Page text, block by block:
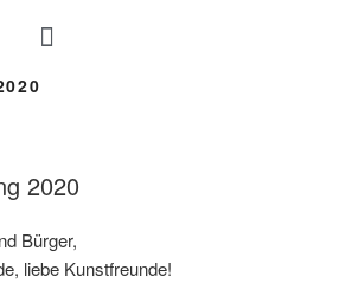
2020
Bürger,
liebe Kunstfreunde!